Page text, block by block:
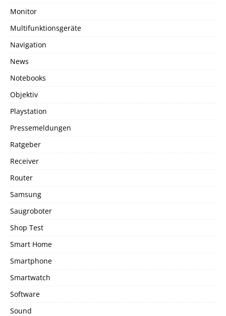
Monitor
Multifunktionsgeräte
Navigation
News
Notebooks
Objektiv
Playstation
Pressemeldungen
Ratgeber
Receiver
Router
Samsung
Saugroboter
Shop Test
Smart Home
Smartphone
Smartwatch
Software
Sound